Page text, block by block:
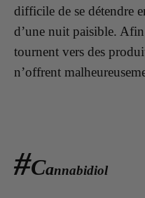
difficile de se détendre
d’une nuit paisible.
tournent vers des
n’offrent
#Cannabidiol